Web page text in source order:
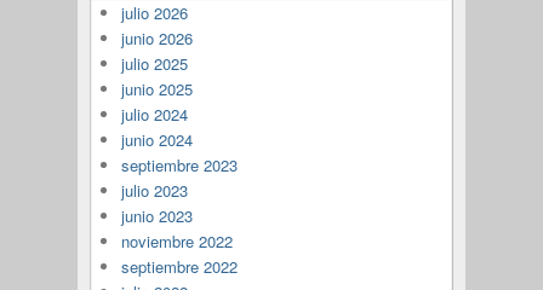
julio 2026
junio 2026
julio 2025
junio 2025
julio 2024
junio 2024
septiembre 2023
julio 2023
junio 2023
noviembre 2022
septiembre 2022